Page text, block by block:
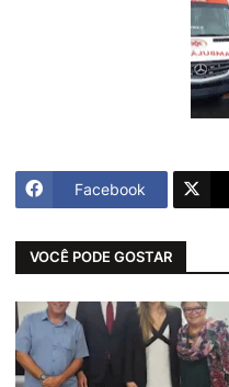
Facebook
VOCÊ PODE GOSTAR